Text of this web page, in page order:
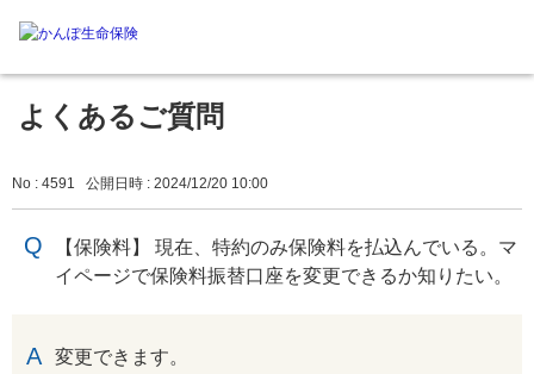
よくあるご質問
No : 4591 公開日時 : 2024/12/20 10:00
【保険料】 現在、特約のみ保険料を払込んでいる。マ
イページで保険料振替口座を変更できるか知りたい。
変更できます。